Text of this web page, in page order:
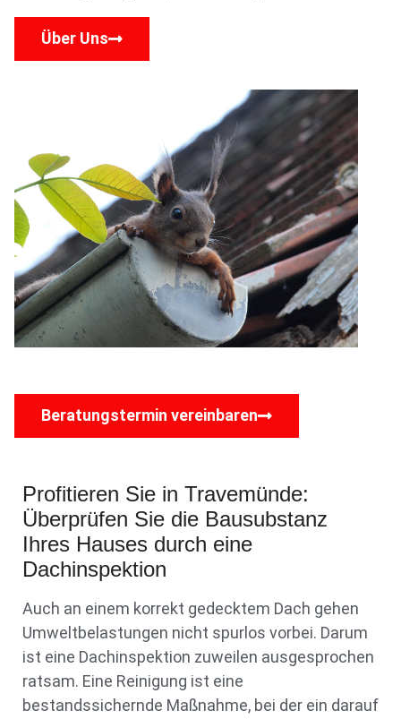
Über Uns
Beratungstermin vereinbaren
Profitieren Sie in Travemünde:
Überprüfen Sie die Bausubstanz
Ihres Hauses durch eine
Dachinspektion
Auch an einem korrekt gedecktem Dach gehen
Umweltbelastungen nicht spurlos vorbei. Darum
ist eine Dachinspektion zuweilen ausgesprochen
ratsam. Eine Reinigung ist eine
bestandssichernde Maßnahme, bei der ein darauf